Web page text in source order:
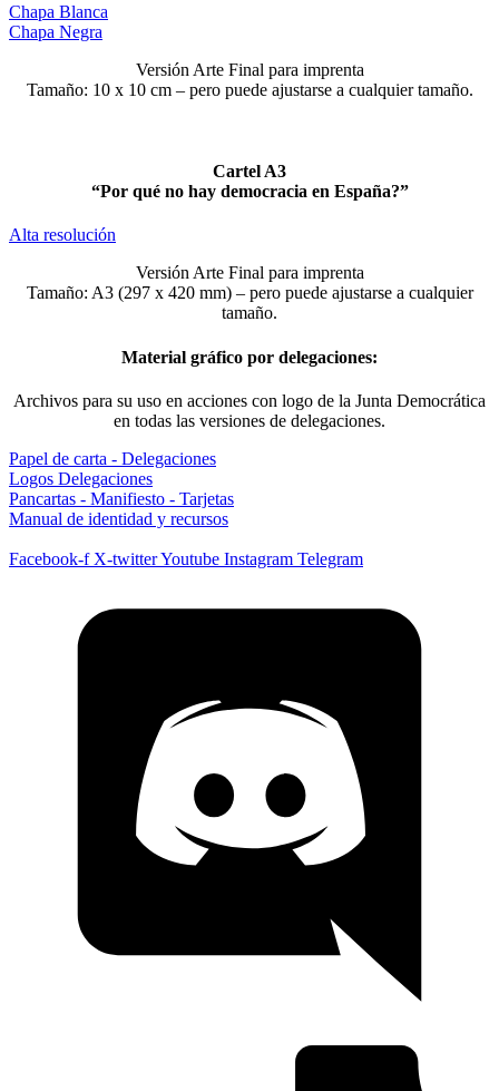
Chapa Blanca
Chapa Negra
Versión Arte Final para imprenta
Tamaño: 10 x 10 cm – pero puede ajustarse a cualquier tamaño.
Cartel A3
“Por qué no hay democracia en España?”
Alta resolución
Versión Arte Final para imprenta
Tamaño: A3 (297 x 420 mm) – pero puede ajustarse a cualquier
tamaño.
Material gráfico por delegaciones:
Archivos para su uso en acciones con logo de la Junta Democrática
en todas las versiones de delegaciones.
Papel de carta - Delegaciones
Logos Delegaciones
Pancartas - Manifiesto - Tarjetas
Manual de identidad y recursos
Facebook-f X-twitterYoutube Instagram Telegram